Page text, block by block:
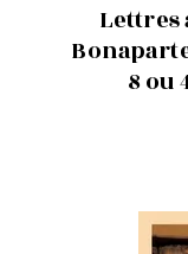
Lettres
8 ou